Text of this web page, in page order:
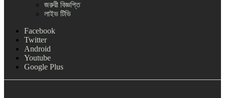
জরুরী বিজ্ঞপ্তি
লাইভ টিভি
Facebook
Twitter
Android
Youtube
Google Plus